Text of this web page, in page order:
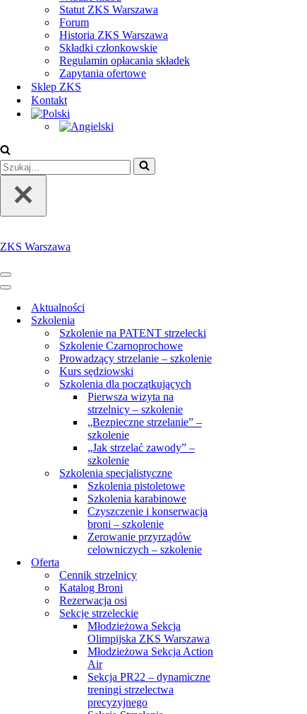
Statut ZKS Warszawa
Forum
Historia ZKS Warszawa
Składki członkowskie
Regulamin opłacania składek
Zapytania ofertowe
Sklep ZKS
Kontakt
Szukaj...
ZKS Warszawa
Menu
nawigacji
Menu
nawigacjiAktualności
Szkolenia
Szkolenie na PATENT strzelecki
Szkolenie Czarnoprochowe
Prowadzący strzelanie – szkolenie
Kurs sędziowski
Szkolenia dla początkujących
Pierwsza wizyta na
strzelnicy – szkolenie
„Bezpieczne strzelanie” –
szkolenie
„Jak strzelać zawody” –
szkolenie
Szkolenia specjalistyczne
Szkolenia pistoletowe
Szkolenia karabinowe
Czyszczenie i konserwacja
broni – szkolenie
Zerowanie przyrządów
celowniczych – szkolenie
Oferta
Cennik strzelnicy
Katalog Broni
Rezerwacja osi
Sekcje strzeleckie
Młodzieżowa Sekcja
Olimpijska ZKS Warszawa
Młodzieżowa Sekcja Action
Air
Sekcja PR22 – dynamiczne
treningi strzelectwa
precyzyjnego